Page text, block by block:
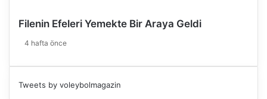
Filenin Efeleri Yemekte Bir Araya Geldi
4 hafta önce
Tweets by voleybolmagazin